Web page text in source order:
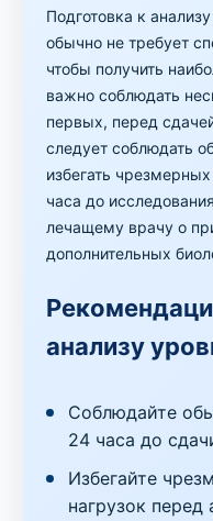
Подготовка к
обычно не требует
чтобы получить
важно соблюдать
первых, перед
следует соблюдать
избегать
часа до
лечащему врачу о
дополнительных
анализу
Соблюдайте
24 часа до
Избегайте
нагрузок перед